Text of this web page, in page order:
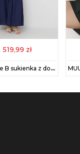
519,99 zł
Beatrice B sukienka z domieszką jedwabiu kolor granatowy maxi